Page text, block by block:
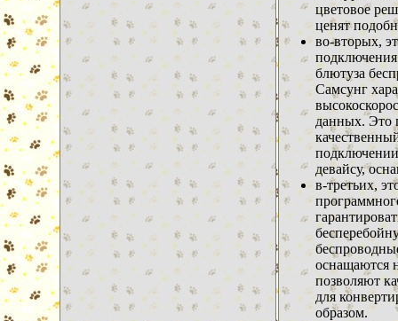
цветовое
ценят
во-вторых,
блютуза
Самсунг
данных. Это
девайсу,
в-третьих,
оснащаются
позволяют
для
образом.